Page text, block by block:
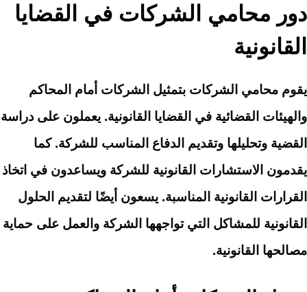
دور محامي الشركات في القضايا
القانونية
يقوم محامي الشركات بتمثيل الشركات أمام المحاكم
والهيئات القضائية في القضايا القانونية. يعملون على دراسة
القضية وتحليلها وتقديم الدفاع المناسب للشركة. كما
يقدمون الاستشارات القانونية للشركة ويساعدون في اتخاذ
القرارات القانونية المناسبة. يسعون أيضًا لتقديم الحلول
القانونية للمشاكل التي تواجهها الشركة والعمل على حماية
مصالحها القانونية.